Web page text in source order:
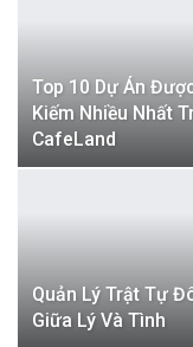
Top 10 Dự Án
Kiếm Nhiều Nhất
CafeLand
Quản Lý Trật Tự
Giữa Lý Và Tình